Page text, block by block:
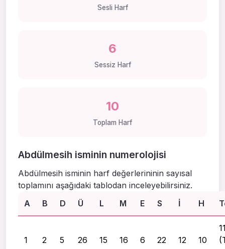
Sesli Harf
6
Sessiz Harf
10
Toplam Harf
Abdülmesih isminin numerolojisi
Abdülmesih isminin harf değerlerininin sayısal
toplamını aşağıdaki tablodan inceleyebilirsiniz.
A
B D Ü L M E S I H
1 2 5 26 15 16 6 22 12 10